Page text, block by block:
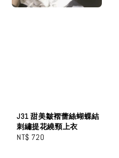
J31 甜美皺褶蕾絲蝴蝶結
刺繡提花繞頸上衣
Regular
NT$ 720